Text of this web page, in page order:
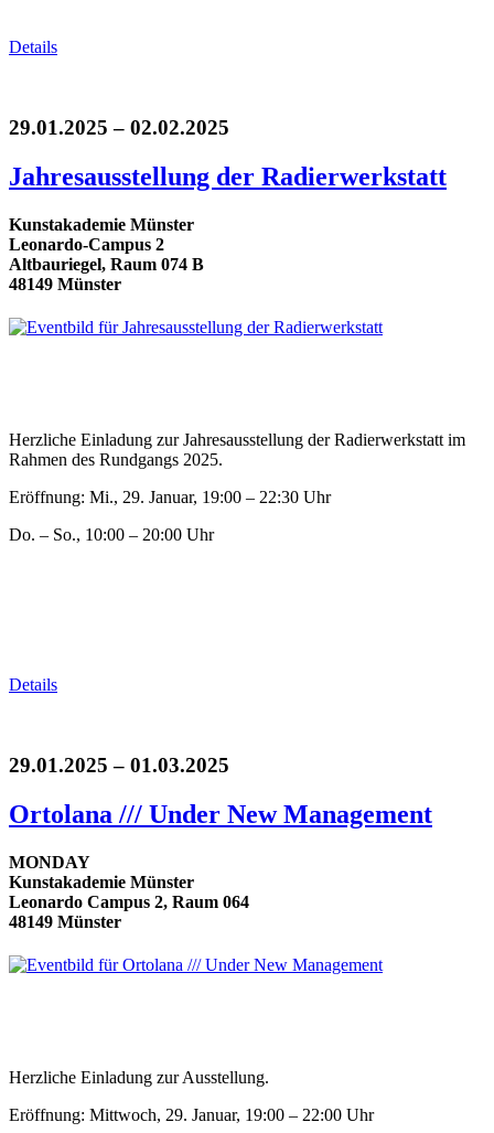
Details
29.01.2025 – 02.02.2025
Jahresausstellung der Radierwerkstatt
Kunstakademie Münster
Leonardo-Campus 2
Altbauriegel, Raum 074 B
48149 Münster
Herzliche Einladung zur Jahresausstellung der Radierwerkstatt im
Rahmen des Rundgangs 2025.
Eröffnung: Mi., 29. Januar, 19:00 – 22:30 Uhr
Do. – So., 10:00 – 20:00 Uhr
Details
29.01.2025 – 01.03.2025
Ortolana /// Under New Management
MONDAY
Kunstakademie Münster
Leonardo Campus 2, Raum 064
48149 Münster
Herzliche Einladung zur Ausstellung.
Eröffnung: Mittwoch, 29. Januar, 19:00 – 22:00 Uhr